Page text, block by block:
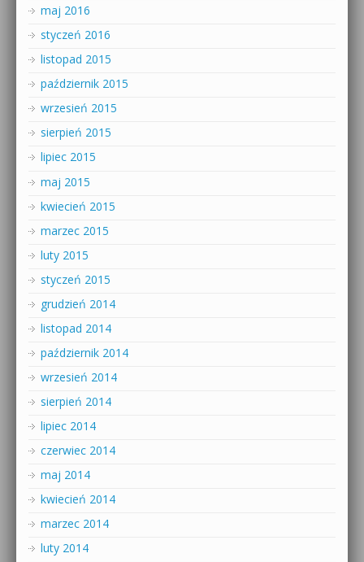
maj 2016
styczeń 2016
listopad 2015
październik 2015
wrzesień 2015
sierpień 2015
lipiec 2015
maj 2015
kwiecień 2015
marzec 2015
luty 2015
styczeń 2015
grudzień 2014
listopad 2014
październik 2014
wrzesień 2014
sierpień 2014
lipiec 2014
czerwiec 2014
maj 2014
kwiecień 2014
marzec 2014
luty 2014